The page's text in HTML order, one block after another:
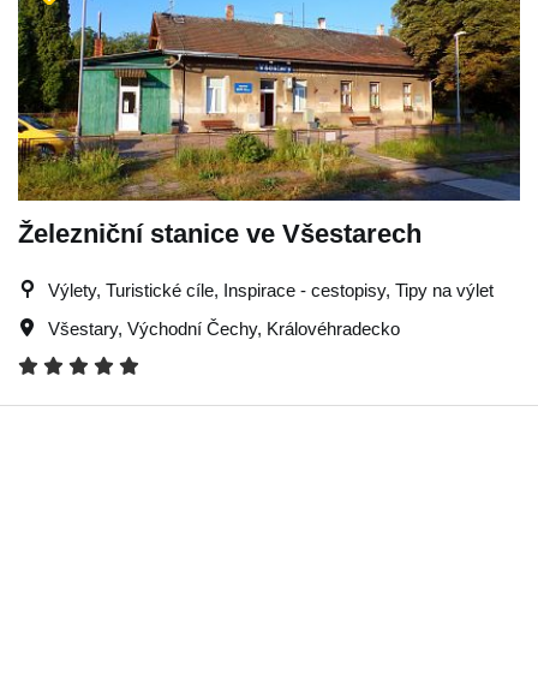
Železniční stanice ve Všestarech
Výlety, Turistické cíle, Inspirace - cestopisy, Tipy na výlet
Všestary, Východní Čechy, Královéhradecko